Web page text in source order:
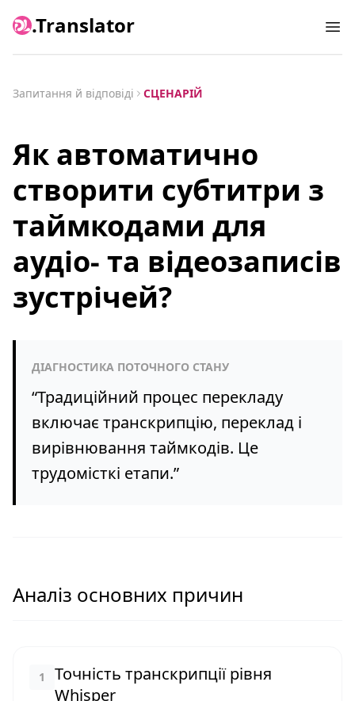
.Translator
Запитання й відповіді СЦЕНАРІЙ
Як автоматично
створити субтитри з
таймкодами для
аудіо- та відеозаписів
зустрічей?
ДІАГНОСТИКА ПОТОЧНОГО СТАНУ
“Традиційний процес перекладу
включає транскрипцію, переклад і
вирівнювання таймкодів. Це
трудомісткі етапи.”
Аналіз основних причин
1
Точність транскрипції рівня
Whisper